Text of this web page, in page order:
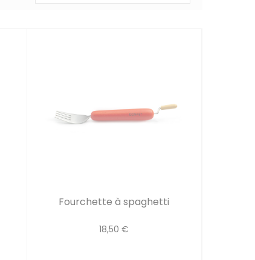
Fourchette à spaghetti
18,50 €